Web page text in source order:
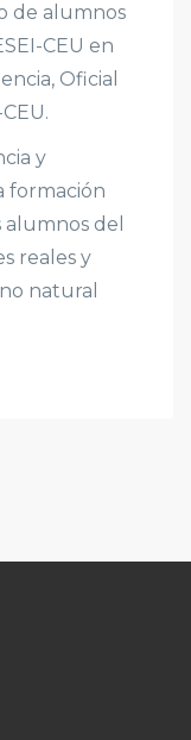
de alumnos
CEU en
Oficial
y
formación
del
reales y
natural